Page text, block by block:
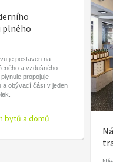
plného
je postaven na
a vzdušného
propojuje
a obývací část v jeden
bytů a domů